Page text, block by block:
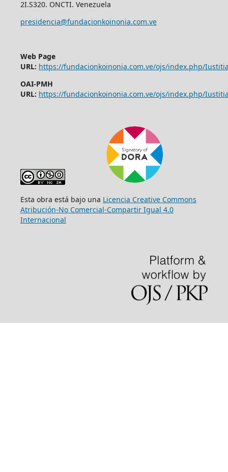
2I.S320. ONCTI. Venezuela
presidencia@fundacionkoinonia.com.ve
Web Page
URL: https://fundacionkoinonia.com.ve/ojs/index.php/
OAI-PMH
URL: https://fundacionkoinonia.com.ve/ojs/index.php/
Esta obra está bajo una Licencia Creative Commons
Atribución-No Comercial-Compartir Igual 4.0
Internacional